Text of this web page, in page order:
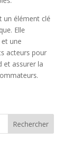
un élément clé
Elle
une
acteurs pour
et assurer la